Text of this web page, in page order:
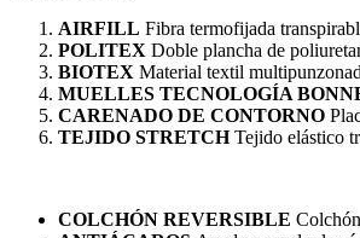
AIRFILL Fibra termofijada
POLITEX Doble plancha de
BIOTEX Material textil
MUELLES TECNOLOGÍA
CARENADO DE CONTORNO
TEJIDO STRETCHTejido elástico
COLCHÓN REVERSIBLE